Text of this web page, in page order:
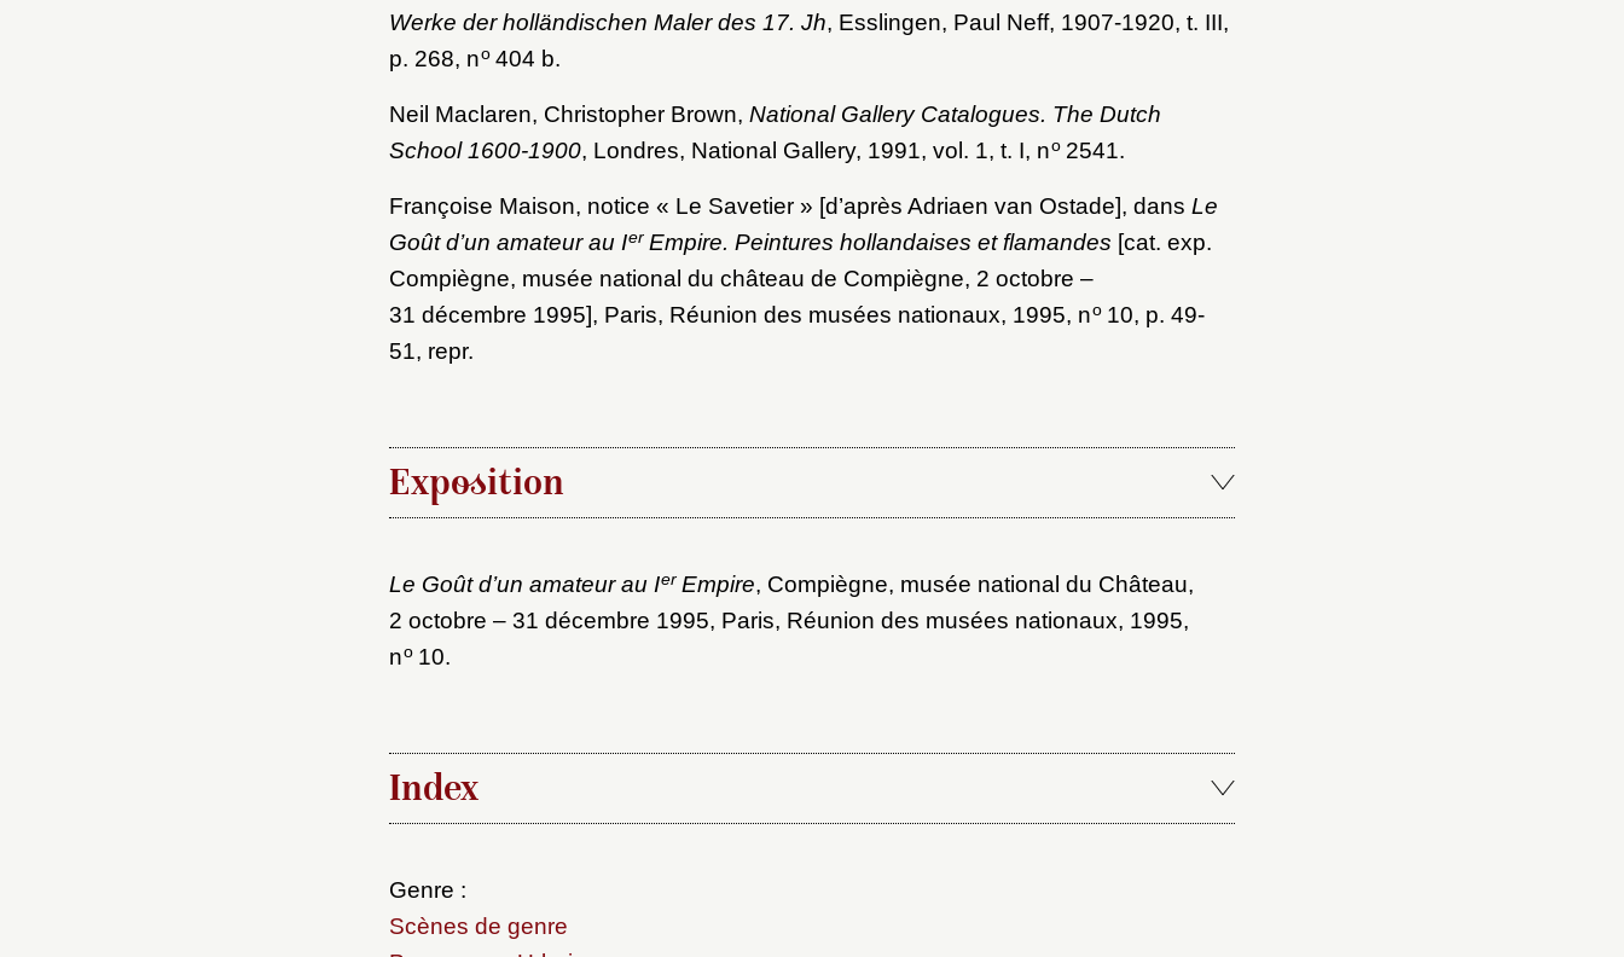
Werke der holländischen Maler des 17. Jh, Esslingen, Paul Neff, 1907-1920, t. III,
p. 268, no404 b.
Neil Maclaren, Christopher Brown, National Gallery Catalogues. The Dutch
School 1600-1900, Londres, National Gallery, 1991, vol. 1, t. I, no2541.
Françoise Maison, notice « Le Savetier » [d’après Adriaen van Ostade], dans Le
Goût d’un amateur au IerEmpire. Peintures hollandaises et flamandes [cat. exp.
Compiègne, musée national du château de Compiègne, 2 octobre –
31 décembre 1995], Paris, Réunion des musées nationaux, 1995, no10, p. 49-
51, repr.
Exposition
Le Goût d’un amateur au IerEmpire, Compiègne, musée national du Château,
2 octobre – 31 décembre 1995, Paris, Réunion des musées nationaux, 1995,
no10.
Index
Genre :
Scènes de genre